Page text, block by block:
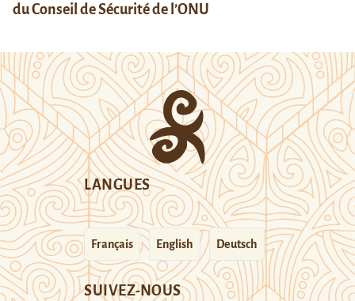
du Conseil de Sécurité de l’ONU
LANGUES
Français English Deutsch
SUIVEZ-NOUS